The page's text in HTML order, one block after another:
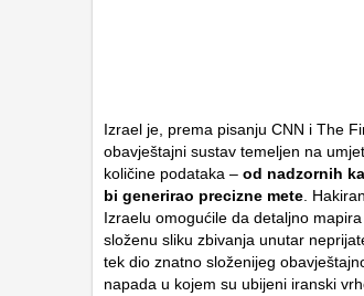
Izrael je, prema pisanju CNN i The
obavještajni sustav temeljen na
količine podataka – od nadzornih
bi generirao precizne mete.
Izraelu omogućile da detaljno
složenu sliku zbivanja unutar
tek dio znatno složenijeg
napada u kojem su ubijeni iranski